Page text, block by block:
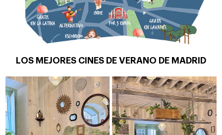
LOS MEJORES CINES DE VERANO DE MADRID